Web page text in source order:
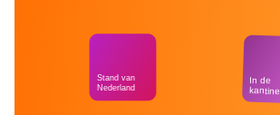
Stand van
Nederland
In de
kantine